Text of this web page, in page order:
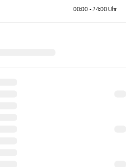
00:00 - 24:00 Uhr